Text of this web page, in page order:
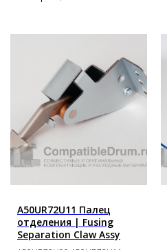
A50UR72U11 Палец
отделения | Fusing
Separation Claw Assy